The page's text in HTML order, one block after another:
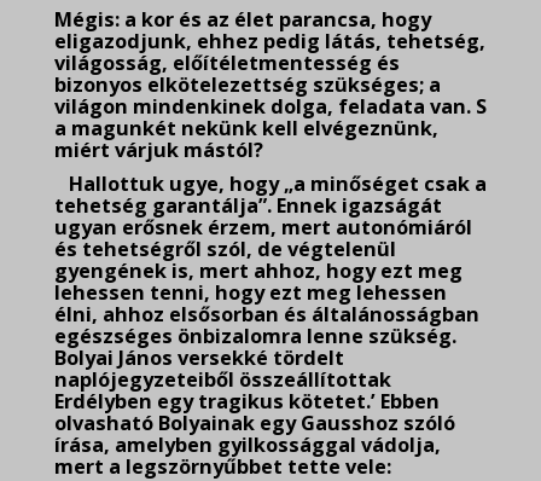
Mégis: a kor és az élet parancsa, hogy
eligazodjunk, ehhez pedig látás, tehetség,
világosság, előítéletmentesség és
bizonyos elkötelezettség szükséges; a
világon mindenkinek dolga, feladata van. S
a magunkét nekünk kell elvégeznünk,
miért várjuk mástól?
Hallottuk ugye, hogy „a minőséget csak a
tehetség garantálja”. Ennek igazságát
ugyan erősnek érzem, mert autonómiáról
és tehetségről szól, de végtelenül
gyengének is, mert ahhoz, hogy ezt meg
lehessen tenni, hogy ezt meg lehessen
élni, ahhoz elsősorban és általánosságban
egészséges önbizalomra lenne szükség.
Bolyai János versekké tördelt
naplójegyzeteiből összeállítottak
Erdélyben egy tragikus kötetet.’ Ebben
olvasható Bolyainak egy Gausshoz szóló
írása, amelyben gyilkossággal vádolja,
mert a legszörnyűbbet tette vele: